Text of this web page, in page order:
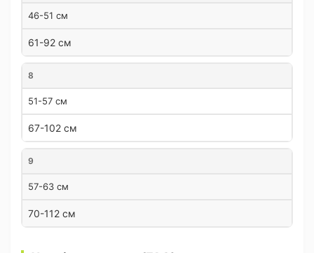
46-51 см
61-92 см
8
51-57 см
67-102 см
9
57-63 см
70-112 см